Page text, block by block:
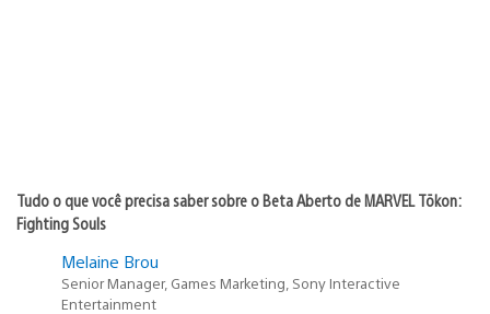
Tudo o que você precisa saber sobre o Beta Aberto de MARVEL Tōkon:
Fighting Souls
Melaine Brou
Senior Manager, Games Marketing, Sony Interactive
Entertainment